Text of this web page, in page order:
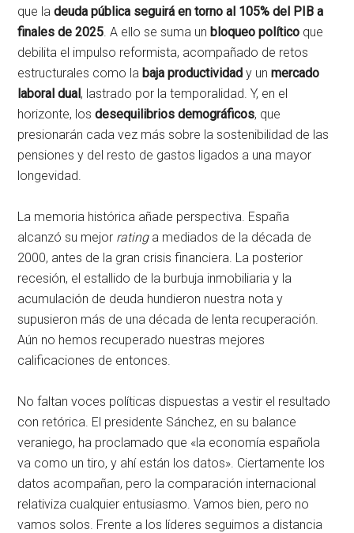
que ladeuda pública seguirá en torno al 105% del PIB a
finales de 2025 . A ello se suma unbloqueo político que
debilita el impulso reformista, acompañado de retos
estructurales como labaja productividad y unmercado
laboral dual, lastrado por la temporalidad. Y, en el
horizonte, losdesequilibrios demográficos, que
presionarán cada vez más sobre la sostenibilidad de las
pensiones y del resto de gastos ligados a una mayor
longevidad.
La memoria histórica añade perspectiva. España
alcanzó su mejor ratinga mediados de la década de
2000, antes de la gran crisis financiera. La posterior
recesión, el estallido de la burbuja inmobiliaria y la
acumulación de deuda hundieron nuestra nota y
supusieron más de una década de lenta recuperación.
Aún no hemos recuperado nuestras mejores
calificaciones de entonces.
No faltan voces políticas dispuestas a vestir el resultado
con retórica. El presidente Sánchez, en su balance
veraniego, ha proclamado que «la economía española
va como un tiro, y ahí están los datos». Ciertamente los
datos acompañan, pero la comparación internacional
relativiza cualquier entusiasmo. Vamos bien, pero no
vamos solos. Frente a los líderes seguimos a distancia